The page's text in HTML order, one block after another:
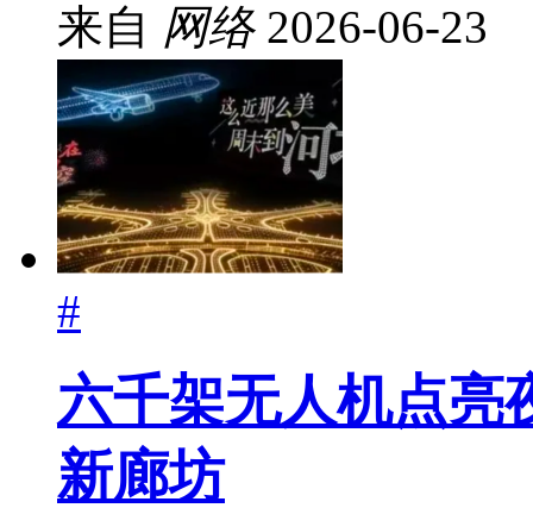
来自 网络 2026-06-23
#
六千架无人机点亮
新廊坊